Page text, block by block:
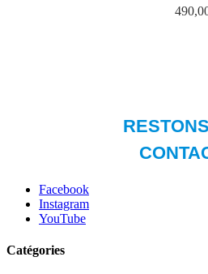
Facebook
Instagram
YouTube
Catégories